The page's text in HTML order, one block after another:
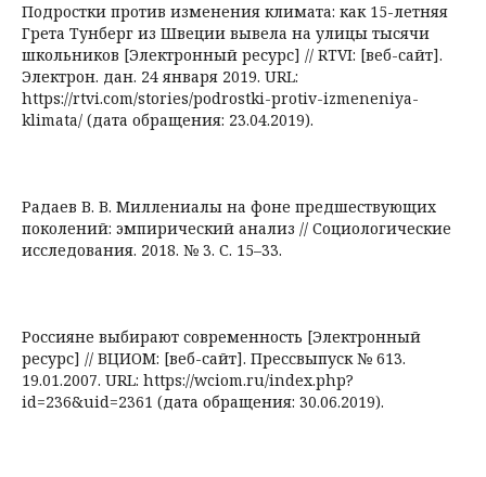
Подростки против изменения климата: как 15-летняя
Грета Тунберг из Швеции вывела на улицы тысячи
школьников [Электронный ресурс] // RTVI: [веб-сайт].
Электрон. дан. 24 января 2019. URL:
https://rtvi.com/stories/podrostki-protiv-izmeneniya-
klimata/ (дата обращения: 23.04.2019).
Радаев В. В. Миллениалы на фоне предшествующих
поколений: эмпирический анализ // Социологические
исследования. 2018. № 3. С. 15–33.
Россияне выбирают современность [Электронный
ресурс] // ВЦИОМ: [веб-сайт]. Прессвыпуск № 613.
19.01.2007. URL: https://wciom.ru/index.php?
id=236&uid=2361 (дата обращения: 30.06.2019).